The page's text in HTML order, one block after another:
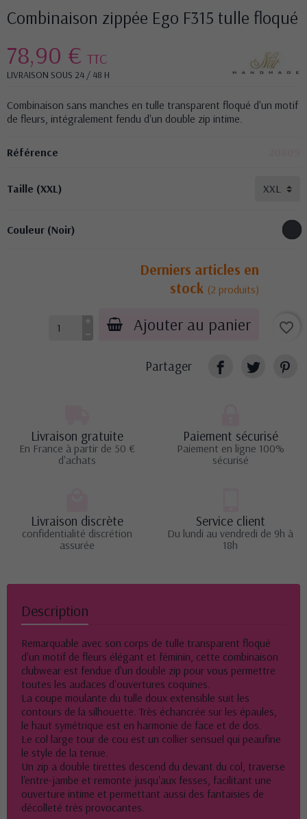
Combinaison zippée Ego F315 tulle floqué
78,90 € TTC
LIVRAISON SOUS 24 / 48 H
Combinaison sans manches en tulle transparent floqué d'un motif
de fleurs, intégralement fendu d'un double zip intime.
Référence
Taille (XXL)
Couleur (Noir)
Derniers articles en
stock (2 produits)
Ajouter au panier favorite_border
Partager
Livraison gratuite
En France à partir de 50 €
d'achats
Paiement sécurisé
Paiement en ligne 100%
sécurisé
Livraison discrète
confidentialité discrétion
assurée
Service client
Du lundi au vendredi de 9h à
18h
Description
Remarquable avec son corps de tulle transparent floqué
d'un motif de fleurs élégant et féminin, cette combinaison
clubwear est fendue d'un double zip pour vous permettre
toutes les audaces d'ouvertures coquines.
La coupe moulante du tulle doux extensible suit les
contours de la silhouette. Très échancrée sur les épaules,
le haut symétrique est en harmonie de face et de dos.
Le col large tour de cou est un collier sensuel qui peaufine
le style de la tenue.
Un zip a double tirettes descend du devant du col, traverse
l'entre-jambe et remonte jusqu'aux fesses, facilitant une
ouverture intime et permettant aussi des fantaisies de
décolleté très provocantes.